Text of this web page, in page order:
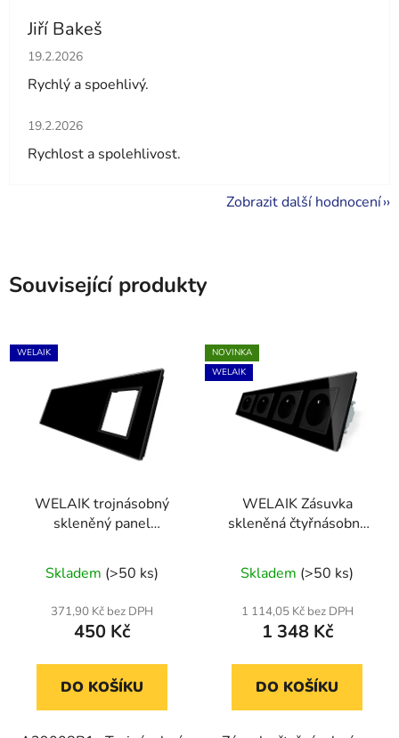
Jiří Bakeš
Hodnocení obchodu je 5 z 5 hvězdiček.
19.2.2026
Rychlý a spoehlivý.
Hodnocení obchodu je 5 z 5 hvězdiček.
19.2.2026
Rychlost a spolehlivost.
Zobrazit další hodnocení
Související produkty
WELAIK
WELAIK trojnásobný
skleněný panel
Skladem (>50 ks)
371,90 Kč bez DPH
450 Kč
DO KOŠÍKU
NOVINKA
WELAIK
WELAIK Zásuvka
skleněná čtyřnásobná
hodnocení
produktu
je
z
Skladem (>50 ks)
1 114,05 Kč bez DPH
1 348 Kč
DO KOŠÍKU